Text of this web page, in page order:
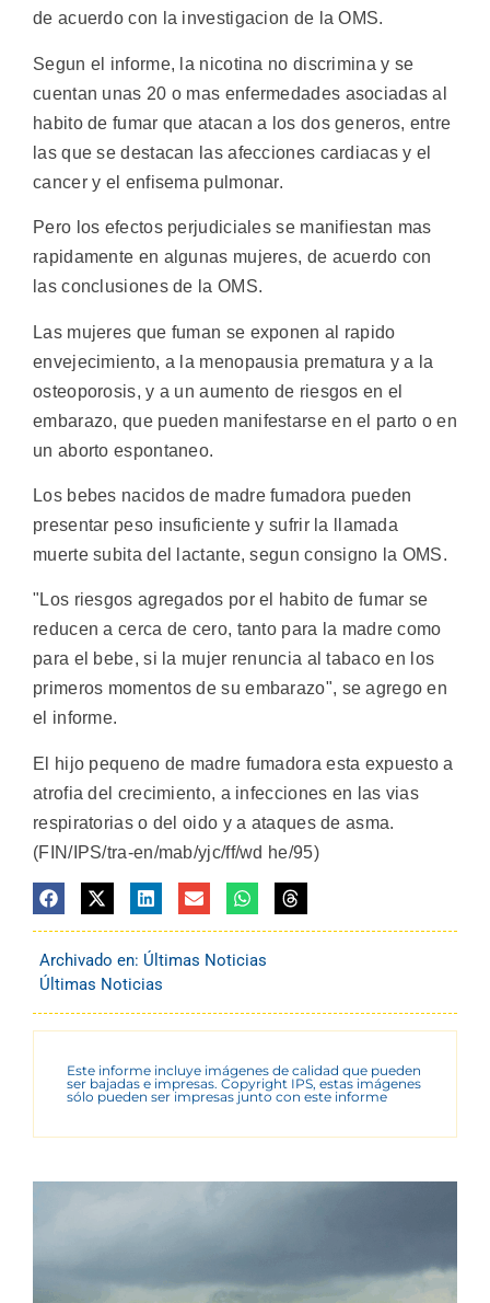
de acuerdo con la investigacion de la OMS.
Segun el informe, la nicotina no discrimina y se
cuentan unas 20 o mas enfermedades asociadas al
habito de fumar que atacan a los dos generos, entre
las que se destacan las afecciones cardiacas y el
cancer y el enfisema pulmonar.
Pero los efectos perjudiciales se manifiestan mas
rapidamente en algunas mujeres, de acuerdo con
las conclusiones de la OMS.
Las mujeres que fuman se exponen al rapido
envejecimiento, a la menopausia prematura y a la
osteoporosis, y a un aumento de riesgos en el
embarazo, que pueden manifestarse en el parto o en
un aborto espontaneo.
Los bebes nacidos de madre fumadora pueden
presentar peso insuficiente y sufrir la llamada
muerte subita del lactante, segun consigno la OMS.
"Los riesgos agregados por el habito de fumar se
reducen a cerca de cero, tanto para la madre como
para el bebe, si la mujer renuncia al tabaco en los
primeros momentos de su embarazo", se agrego en
el informe.
El hijo pequeno de madre fumadora esta expuesto a
atrofia del crecimiento, a infecciones en las vias
respiratorias o del oido y a ataques de asma.
(FIN/IPS/tra-en/mab/yjc/ff/wd he/95)
Archivado en: Últimas Noticias
Últimas Noticias
Este informe incluye imágenes de calidad que pueden
ser bajadas e impresas. Copyright IPS, estas imágenes
sólo pueden ser impresas junto con este informe